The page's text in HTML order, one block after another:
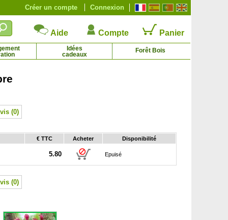
Connexion
Créer un compte
Aide Compte Panier
Idées
cadeaux
Forêt Bois
(0)
€ TTC Acheter Disponibilité
5.80 Epuisé
(0)